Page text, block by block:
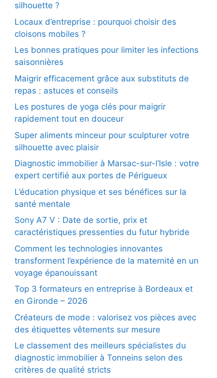
silhouette ?
Locaux d’entreprise : pourquoi choisir des
cloisons mobiles ?
Les bonnes pratiques pour limiter les infections
saisonnières
Maigrir efficacement grâce aux substituts de
repas : astuces et conseils
Les postures de yoga clés pour maigrir
rapidement tout en douceur
Super aliments minceur pour sculpturer votre
silhouette avec plaisir
Diagnostic immobilier à Marsac-sur-l’Isle : votre
expert certifié aux portes de Périgueux
L’éducation physique et ses bénéfices sur la
santé mentale
Sony A7 V : Date de sortie, prix et
caractéristiques pressenties du futur hybride
Comment les technologies innovantes
transforment l’expérience de la maternité en un
voyage épanouissant
Top 3 formateurs en entreprise à Bordeaux et
en Gironde – 2026
Créateurs de mode : valorisez vos pièces avec
des étiquettes vêtements sur mesure
Le classement des meilleurs spécialistes du
diagnostic immobilier à Tonneins selon des
critères de qualité stricts